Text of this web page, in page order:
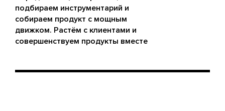
подбираем инструментарий и
собираем продукт с мощным
движком. Растём с клиентами и
совершенствуем продукты вместе